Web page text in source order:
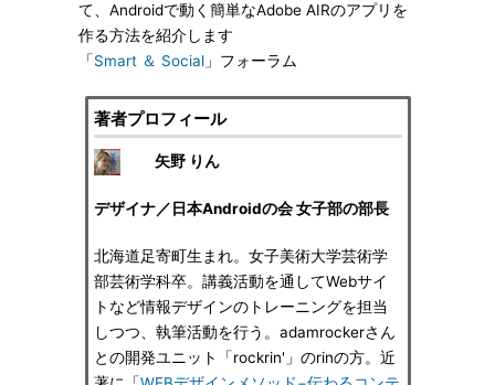
て、Androidで動く簡単なAdobe AIRのアプリを
作る方法を紹介します
「Smart ＆ Social 」フォーラム
著者プロフィール
矢野 りん
デザイナ／日本Androidの会 女子部の部長
北海道足寄町生まれ。女子美術大学芸術学
部芸術学科卒。講義活動を通してWebサイ
トなど情報デザインのトレーニングを担当
しつつ、執筆活動を行う。adamrockerさん
との開発ユニット「rockrin'」のrinの方。近